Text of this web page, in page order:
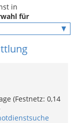
in
für
(Festnetz: 0,14